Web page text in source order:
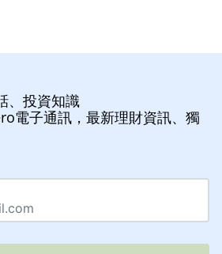
、投資知識
電子通訊，最新理財資訊、獨